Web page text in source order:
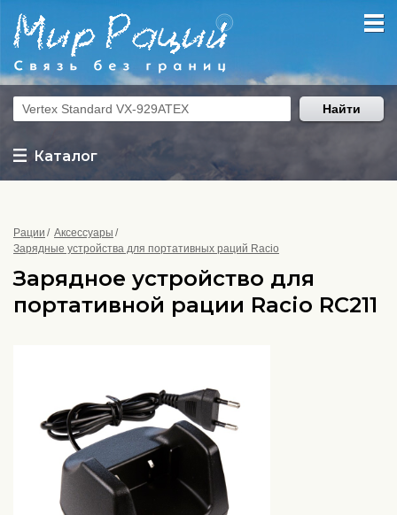
Каталог
Найти
Рации
Аксессуары
Зарядные устройства для портативных раций Racio
Зарядное устройство для
портативной рации Racio RC211